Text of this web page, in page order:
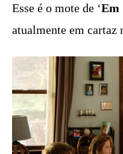
Esse é o mote de ‘Em
atualmente em cartaz